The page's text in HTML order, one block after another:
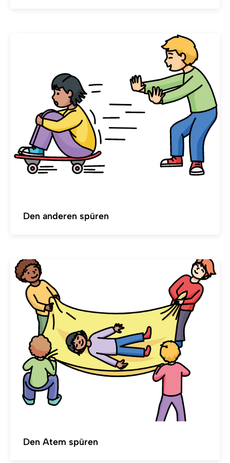
Den anderen spüren
Den Atem spüren